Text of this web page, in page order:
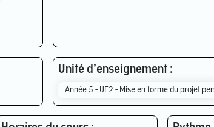
Unité d’enseignement :
Année 5 - UE2 - Mise en forme du projet